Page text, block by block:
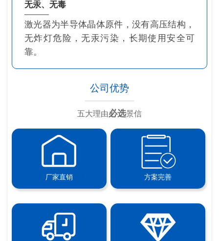
无汞、无毒
激光器为半导体晶体原件，没有高压结构，
无炸灯危险，无汞污染，长期使用安全可
靠。
公司优势
五大理由必选景信
厂家直销 方案完善